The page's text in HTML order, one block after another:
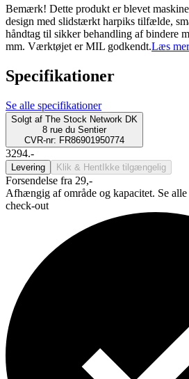
Bemærk! Dette produkt er blevet
design med slidstærkt harpiks tilfælde,
håndtag til sikker behandling af bindere
mm. Værktøjet er MIL godkendt.Læs
Specifikationer
Se alle specifikationer
Solgt af The Stock Network DK
8 rue du Sentier
CVR-nr: FR86901950774
3294.-
Levering Klik & Hent Ikke tilgængelig
Forsendelse fra 29,-
Afhængig af område og kapacitet. Se
check-out